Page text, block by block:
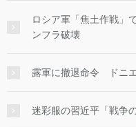
ロシア軍「焦土作戦」
ンフラ破壊
露軍に撤退命令 ドニ
迷彩服の習近平「戦争